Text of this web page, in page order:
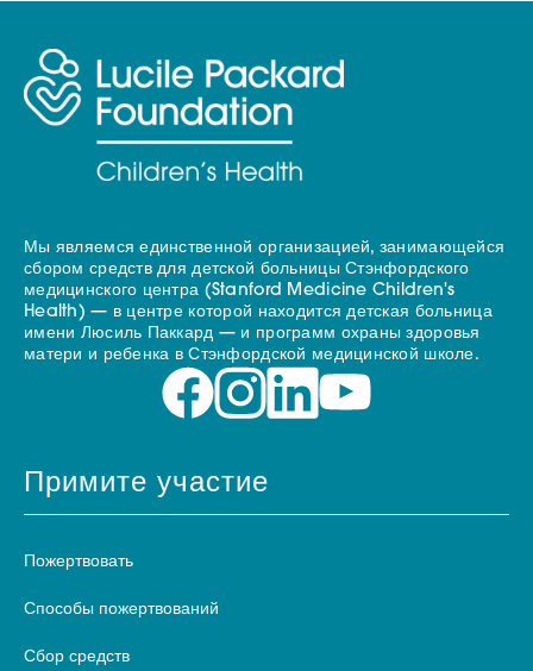
Мы являемся единственной организацией, занимающейся
сбором средств для детской больницы Стэнфордского
медицинского центра (Stanford Medicine Children's
Health) — в центре которой находится детская больница
имени Люсиль Паккард — и программ охраны здоровья
матери и ребенка в Стэнфордской медицинской школе.
Примите участие
Пожертвовать
Способы пожертвований
Сбор средств